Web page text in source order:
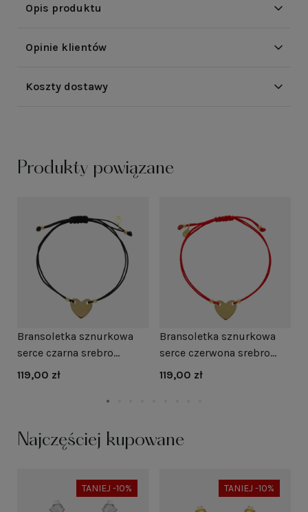
Opis produktu
Opinie klientów
Koszty dostawy
Produkty powiązane
Bransoletka sznurkowa
serce czarna srebro
pozłacane
119,00 zł
Bransoletka sznurkowa
serce czerwona srebro
pozłacane
119,00 zł
Najczęściej kupowane
TANIEJ -10% TANIEJ -10%